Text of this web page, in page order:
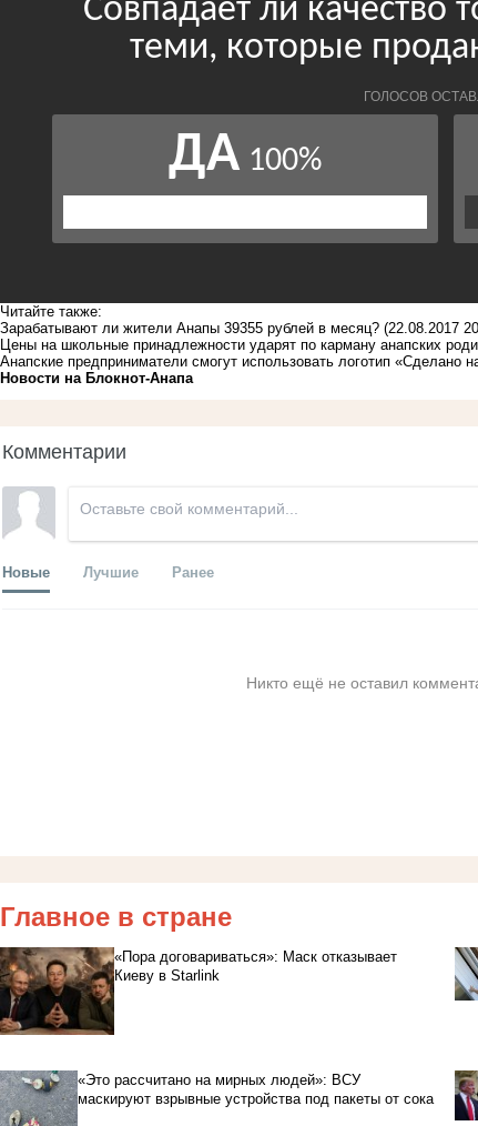
Читайте также:
Зарабатывают ли жители Анапы 39355 рублей в месяц? (22.08.2017
Цены на школьные принадлежности ударят по карману анапских
Анапские предприниматели смогут использовать логотип «Сделано
Новости на Блoкнoт-Анапа
Комментарии
Новые Лучшие Ранее
Никто ещё не оставил
Главное в стране
«Пора договариваться»: Маск отказывает
Киеву в Starlink
«Это рассчитано на мирных людей»: ВСУ
маскируют взрывные устройства под пакеты от сока